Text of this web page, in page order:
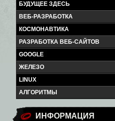
БУДУЩЕЕ ЗДЕСЬ
ВЕБ-РАЗРАБОТКА
КОСМОНАВТИКА
РАЗРАБОТКА ВЕБ-САЙТОВ
GOOGLE
ЖЕЛЕЗО
LINUX
АЛГОРИТМЫ
ИНФОРМАЦИЯ